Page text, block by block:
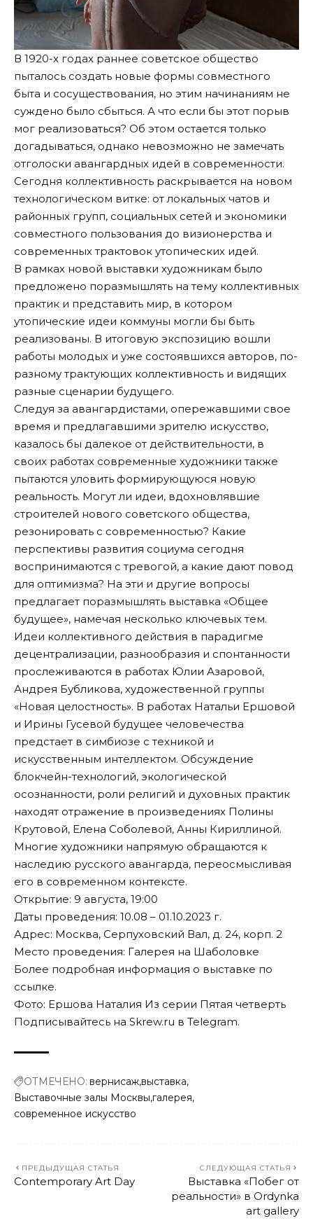
В 1920-х годах раннее советское общество
пыталось создать новые формы совместного
быта и сосуществования, но этим начинаниям не
суждено было сбыться. А что если бы этот порыв
мог реализоваться? Об этом остается только
догадываться, однако невозможно не замечать
отголоски авангардных идей в современности.
Сегодня коллективность раскрывается на новом
технологическом витке: от локальных чатов и
районных групп, социальных сетей и экономики
совместного пользования до визионерства и
современных трактовок утопических идей.
В рамках новой выставки художникам было
предложено поразмышлять на тему коллективных
практик и представить мир, в котором
утопические идеи коммуны могли бы быть
реализованы. В итоговую экспозицию вошли
работы молодых и уже состоявшихся авторов, по-
разному трактующих коллективность и видящих
разные сценарии будущего.
Следуя за авангардистами, опережавшими свое
время и предлагавшими зрителю искусство,
казалось бы далекое от действительности, в
своих работах современные художники также
пытаются уловить формирующуюся новую
реальность. Могут ли идеи, вдохновлявшие
строителей нового советского общества,
резонировать с современностью? Какие
перспективы развития социума сегодня
воспринимаются с тревогой, а какие дают повод
для оптимизма? На эти и другие вопросы
предлагает поразмышлять выставка «Общее
будущее», намечая несколько ключевых тем.
Идеи коллективного действия в парадигме
децентрализации, разнообразия и спонтанности
прослеживаются в работах Юлии Азаровой,
Андрея Бубликова, художественной группы
«Новая целостность». В работах Натальи Ершовой
и Ирины Гусевой будущее человечества
предстает в симбиозе с техникой и
искусственным интеллектом. Обсуждение
блокчейн-технологий, экологической
осознанности, роли религий и духовных практик
находят отражение в произведениях Полины
Крутовой, Елена Соболевой, Анны Кириллиной.
Многие художники напрямую обращаются к
наследию русского авангарда, переосмысливая
его в современном контексте.
Открытие: 9 августа, 19:00
Даты проведения: 10.08 – 01.10.2023 г.
Адрес: Москва, Серпуховский Вал, д. 24, корп. 2
Место проведения: Галерея на Шаболовке
Более подробная информация о выставке по
ссылке.
Фото: Ершова Наталия Из серии Пятая четверть
Подписывайтесь на Skrew.ru в Telegram.
ОТМЕЧЕНО: вернисаж выставка
Выставочные залы Москвы галерея
современное искусство
ПРЕДЫДУЩАЯ СТАТЬЯ
Contemporary Art Day
СЛЕДУЮЩАЯ СТАТЬЯ
Выставка «Побег от
реальности» в Ordynka
art gallery